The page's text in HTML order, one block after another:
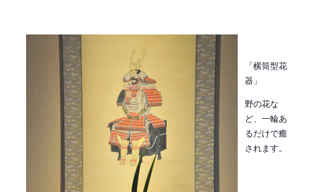
「横筒型花
器」
野の花な
ど、一輪あ
るだけで癒
されます。